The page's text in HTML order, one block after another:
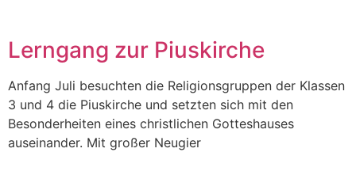
Lerngang zur Piuskirche
Anfang Juli besuchten die Religionsgruppen der Klassen
3 und 4 die Piuskirche und setzten sich mit den
Besonderheiten eines christlichen Gotteshauses
auseinander. Mit großer Neugier